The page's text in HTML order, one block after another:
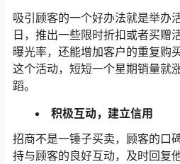
吸引顾客的一个好办法就是举办
日，推出一些限时折扣或者买赠
曝光率，还能增加客户的重复购
这个活动，短短一个星期销量就
蹈。
积极互动，建立信用
招商不是一锤子买卖，顾客的口
持与顾客的良好互动，及时回复